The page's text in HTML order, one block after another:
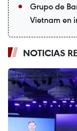
Grupo de
Vietnam en
NOTICIAS